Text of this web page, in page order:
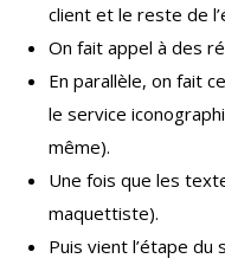
client et le reste de
On fait appel à des
En parallèle, on fait
le service
même).
Une fois que les
maquettiste).
Puis vient l’étape